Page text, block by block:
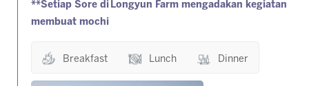
**Setiap Sore di Longyun Farm mengadakan kegiatan
membuat mochi
Breakfast Lunch Dinner